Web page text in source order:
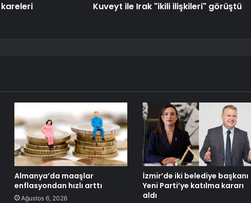
Kuveyt ile Irak "ikili ilişkileri" görüştü
Almanya’da maaşlar
enflasyondan hızlı arttı
Ağustos 6, 2026
İzmir’de iki belediye başkanı
Yeni Parti’ye katılma kararı
aldı